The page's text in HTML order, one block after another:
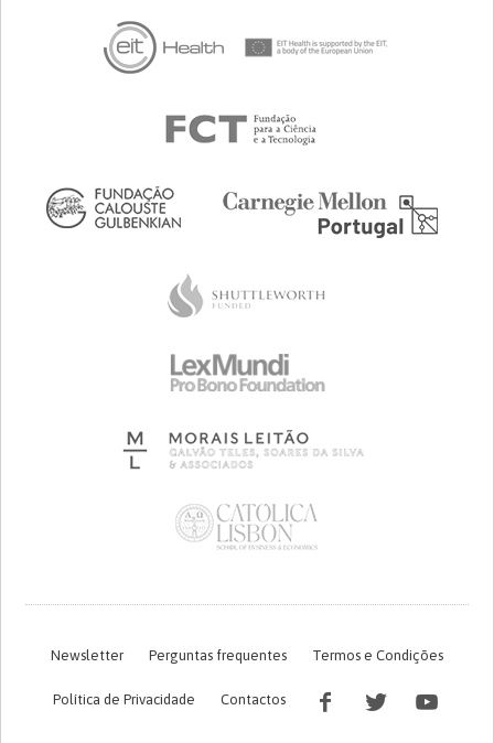
Newsletter Perguntas frequentes Termos e Condições
Política de Privacidade Contactos